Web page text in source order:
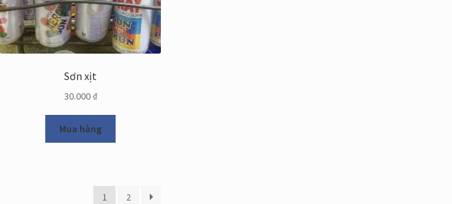
Sơn xịt
30.000 ₫
Mua hàng
1 2